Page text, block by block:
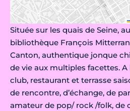
Située sur les quais de Seine,
bibliothèque François
Canton, authentique jonque
de vie aux multiples facettes.
club, restaurant et terrasse
de rencontre, d’échange, de
amateur de pop/ rock /folk, de